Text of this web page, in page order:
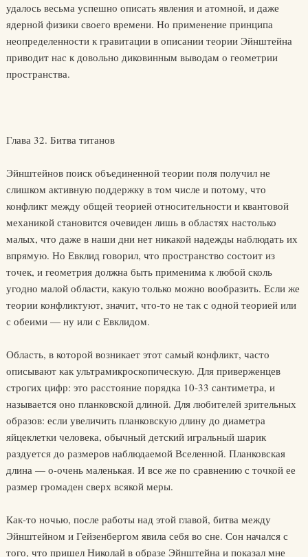
удалось весьма успешно описать явления и атомной, и даже
ядерной физики своего времени. Но применение принципа
неопределенности к гравитации в описании теории Эйнштейна
приводит нас к довольно диковинным выводам о геометрии
пространства.
Глава 32. Битва титанов
Эйнштейнов поиск объединенной теории поля получил не
слишком активную поддержку в том числе и потому, что
конфликт между общей теорией относительности и квантовой
механикой становится очевиден лишь в областях настолько
малых, что даже в наши дни нет никакой надежды наблюдать их
впрямую. Но Евклид говорил, что пространство состоит из
точек, и геометрия должна быть применима к любой сколь
угодно малой области, какую только можно вообразить. Если же
теории конфликтуют, значит, что-то не так с одной теорией или
с обеими — ну или с Евклидом.
Область, в которой возникает этот самый конфликт, часто
описывают как ультрамикроскопическую. Для приверженцев
строгих цифр: это расстояние порядка 10-33 сантиметра, и
называется оно планковской длиной. Для любителей зрительных
образов: если увеличить планковскую длину до диаметра
яйцеклетки человека, обычный детский игральный шарик
раздуется до размеров наблюдаемой Вселенной. Планковская
длина — о-очень маленькая. И все же по сравнению с точкой ее
размер громаден сверх всякой меры.
Как-то ночью, после работы над этой главой, битва между
Эйнштейном и Гейзенбергом явила себя во сне. Сон начался с
того, что пришел Николай в образе Эйнштейна и показал мне